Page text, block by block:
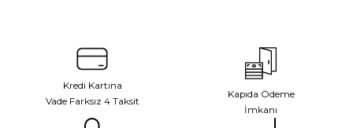
Kredi Kartına
Vade Farksız 4 Taksit
Kapıda Ödeme
İmkanı